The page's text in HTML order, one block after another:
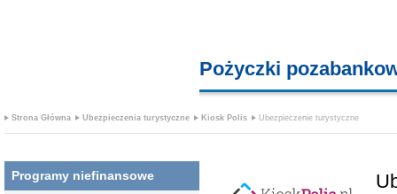
Pożyczki
Strona Główna Ubezpieczenia turystyczne Kiosk Polis Ubezpieczenie turystyczne
Programy niefinansowe